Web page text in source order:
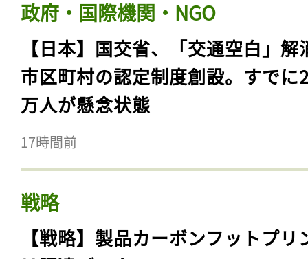
政府・国際機関・NGO
【日本】国交省、「交通空白」解
市区町村の認定制度創設。すでに
万人が懸念状態
17時間前
戦略
【戦略】製品カーボンフットプリ